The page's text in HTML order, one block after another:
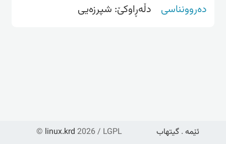
دەروونناسی
© linux.krd 2026 / LGPL ئێمە . گیتهاب